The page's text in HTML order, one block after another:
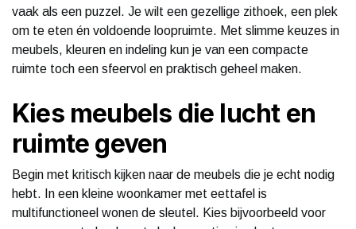
vaak als een puzzel. Je wilt een gezellige zithoek, een plek
om te eten én voldoende loopruimte. Met slimme keuzes in
meubels, kleuren en indeling kun je van een compacte
ruimte toch een sfeervol en praktisch geheel maken.
Kies meubels die lucht en
ruimte geven
Begin met kritisch kijken naar de meubels die je echt nodig
hebt. In een kleine woonkamer met eettafel is
multifunctioneel wonen de sleutel. Kies bijvoorbeeld voor